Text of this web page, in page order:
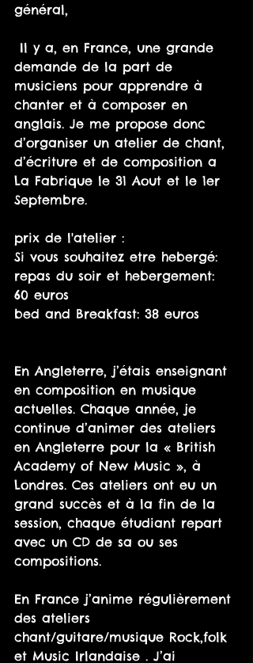
général,
demande de la part de
musiciens pour apprendre à
chanter et à composer en
anglais. Je me propose donc
d’organiser un atelier de chant,
d’écriture et de composition a
La Fabrique le 31 Aout et le 1er
Septembre.
prix de l'atelier :
Si vous souhaitez etre hebergé:
repas du soir et hebergement:
60 euros
bed and Breakfast: 38 euros
En Angleterre, j’étais enseignant
en composition en musique
actuelles. Chaque année, je
continue d’animer des ateliers
en Angleterre pour la « British
Academy of New Music », à
Londres. Ces ateliers ont eu un
grand succès et à la fin de la
session, chaque étudiant repart
avec un CD de sa ou ses
compositions.
En France j’anime régulièrement
des ateliers
chant/guitare/musique Rock,folk
et Music Irlandaise . J’ai